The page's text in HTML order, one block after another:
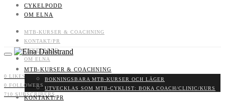
CYKELPODD
OM ELNA
MTB-KURSER & COACHNING
KONTAKT/PR
CYKELPODD
OM ELNA
0 LIKES
0 FOLLOWERS
710 SUBSCRIBERS
MTB-KURSER & COACHNING
BOKNINGSBARA MTB-KURSER OCH LÄGER
UTVECKLAS SOM MTB-CYKLIST: BOKA COACH/CLINIC/KURS
KONTAKT/PR